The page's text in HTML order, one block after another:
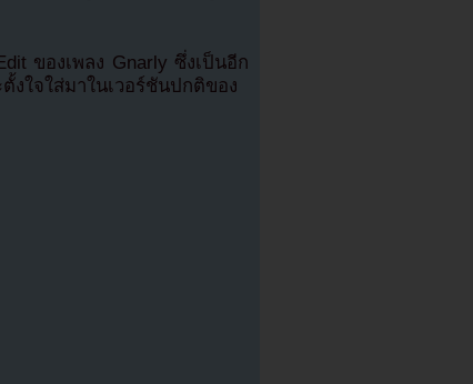
ของเพลง Gnarly ซึ่งเป็นอีก
งใจใส่มาในเวอร์ชันปกติของ